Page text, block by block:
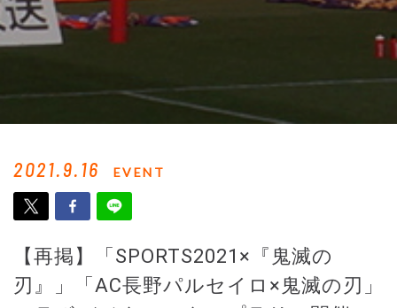
2021.9.16 EVENT
【再掲】「SPORTS2021×『鬼滅の
刃』」「AC長野パルセイロ×鬼滅の刃」